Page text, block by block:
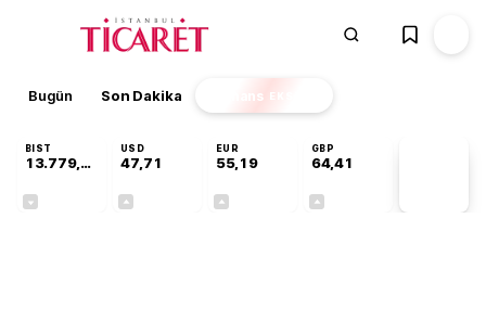
Bugün Son Dakika Finans EKSTRA
BIST
13.779,39
USD
47,71
EUR
55,19
GBP
64,41